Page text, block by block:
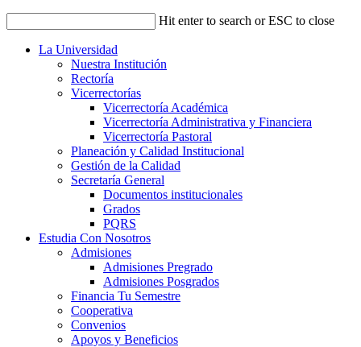
Hit enter to search or ESC to close
La Universidad
Nuestra Institución
Rectoría
Vicerrectorías
Vicerrectoría Académica
Vicerrectoría Administrativa y Financiera
Vicerrectoría Pastoral
Planeación y Calidad Institucional
Gestión de la Calidad
Secretaría General
Documentos institucionales
Grados
PQRS
Estudia Con Nosotros
Admisiones
Admisiones Pregrado
Admisiones Posgrados
Financia Tu Semestre
Cooperativa
Convenios
Apoyos y Beneficios